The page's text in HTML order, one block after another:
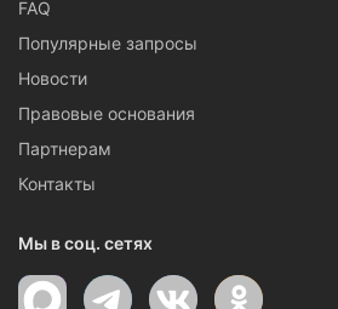
FAQ
Популярные запросы
Новости
Правовые основания
Партнерам
Контакты
Мы в соц. сетях